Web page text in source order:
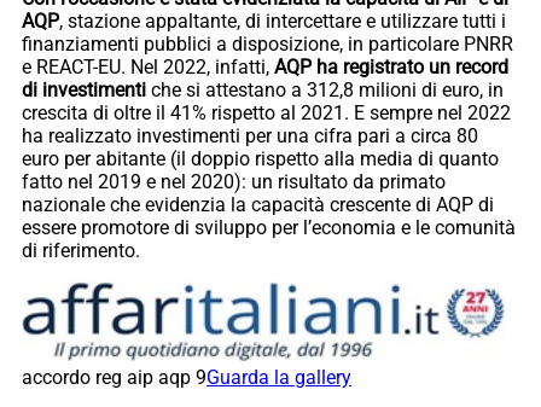
AQP, stazione appaltante, di intercettare e utilizzare tutti i
finanziamenti pubblici a disposizione, in particolare PNRR
e REACT-EU. Nel 2022, infatti, AQP ha registrato un record
di investimenti che si attestano a 312,8 milioni di euro, in
crescita di oltre il 41% rispetto al 2021. E sempre nel 2022
ha realizzato investimenti per una cifra pari a circa 80
euro per abitante (il doppio rispetto alla media di quanto
fatto nel 2019 e nel 2020): un risultato da primato
nazionale che evidenzia la capacità crescente di AQP di
essere promotore di sviluppo per l’economia e le comunità
di riferimento.
accordo reg aip aqp 9Guarda la gallery